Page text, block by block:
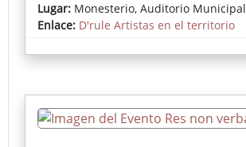
Lugar: Monesterio, Auditorio Municipal
Enlace: D'rule Artistas en el territorio